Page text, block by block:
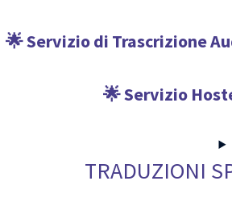
🌟 Servizio di Trascrizione
🌟 Servizio
TRADUZIONI